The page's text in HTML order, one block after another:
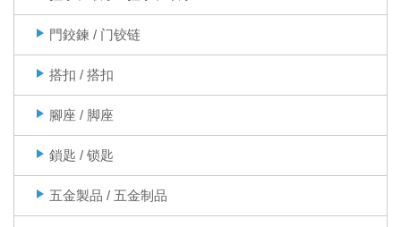
門鉸鍊 / 门铰链
搭扣 / 搭扣
腳座 / 脚座
鎖匙 / 锁匙
五金製品 / 五金制品